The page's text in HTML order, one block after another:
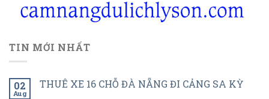
TIN MỚI NHẤT
02
Aug
THUÊ XE 16 CHỖ ĐÀ NẴNG ĐI CẢNG SA KỲ